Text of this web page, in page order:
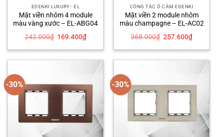
EDENKI LUXURY - EL
Mặt viền nhôm 4 module
màu vàng xước – EL-ABG04
242.000₫ Giá
là:
169.400₫Giá
hiện
tại
169.400₫.
CÔNG TẮC Ổ CẮM EDENKI
Mặt viền 2 module nhôm
màu champagne – EL-AC02
368.000₫ Giá
là:
257.600₫Giá
hiện
tại
-30% -30%